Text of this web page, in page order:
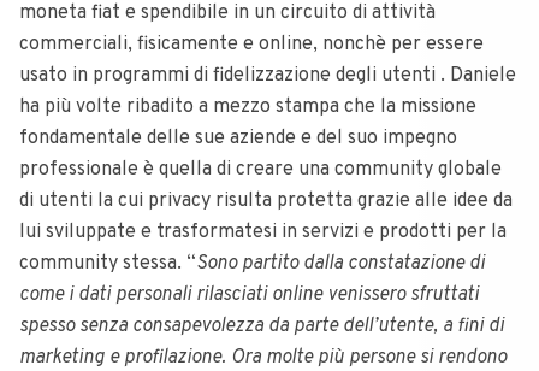
moneta fiat e spendibile in un circuito di attività
commerciali, fisicamente e online, nonchè per essere
usato in programmi di fidelizzazione degli utenti . Daniele
ha più volte ribadito a mezzo stampa che la missione
fondamentale delle sue aziende e del suo impegno
professionale è quella di creare una community globale
di utenti la cui privacy risulta protetta grazie alle idee da
lui sviluppate e trasformatesi in servizi e prodotti per la
community stessa. “Sono partito dalla constatazione di
come i dati personali rilasciati online venissero sfruttati
spesso senza consapevolezza da parte dell’utente, a fini di
marketing e profilazione. Ora molte più persone si rendono